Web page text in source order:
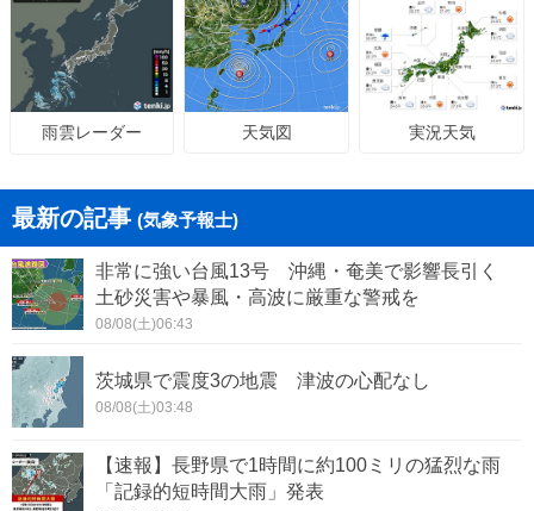
雨雲レーダー 天気図 実況天気
最新の記事 (気象予報士)
非常に強い台風13号 沖縄・奄美で影響長引く
土砂災害や暴風・高波に厳重な警戒を
08/08(土)06:43
茨城県で震度3の地震 津波の心配なし
08/08(土)03:48
【速報】長野県で1時間に約100ミリの猛烈な雨
「記録的短時間大雨」発表